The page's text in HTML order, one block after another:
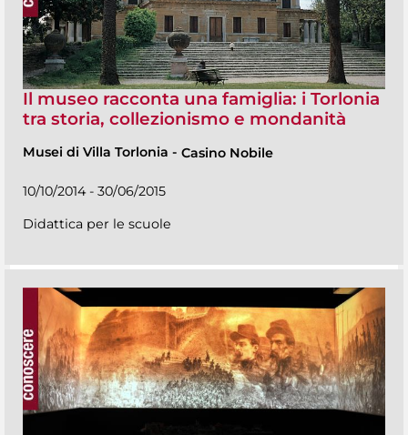
Il museo racconta una famiglia: i Torlonia
tra storia, collezionismo e mondanità
Musei di Villa Torlonia - Casino Nobile
10/10/2014 - 30/06/2015
Didattica per le scuole